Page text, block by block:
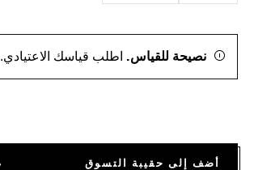
نصيحة للقياس. اطلب قياسك الاعتيادي.
أضف إلى حقيبة التسوق